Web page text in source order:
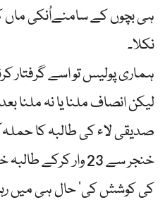
ہی بچوں کے سامنےاُنکی ماں
نکلا۔
ہماری پولیس تو اسے گرفتار
لیکن انصاف ملنا یا نہ ملنا
صدیقی لاء کی طالبہ کا
خنجر سے 23 وار
کی کوشش کی’ حال ہی میں